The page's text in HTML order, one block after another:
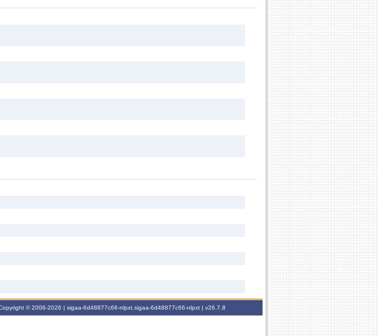
© 2006-2026 | sigaa-6d48877c66-nlpxt.sigaa-6d48877c66-nlpxt | v26.7.8